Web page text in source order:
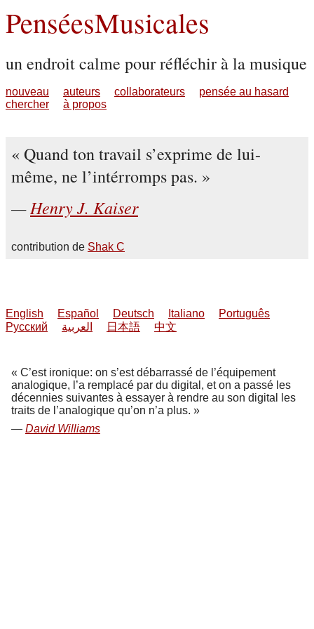
PenséesMusicales
un endroit calme pour réfléchir à la musique
nouveau auteurs collaborateurs
pensée au hasard
chercher
à propos
Quand ton travail s’exprime de lui-
même, ne l’intérromps pas.
Henry J. Kaiser
contribution de Shak C
English Español Deutsch Italiano
Português
Русский
العربية 日本語 中文
C’est ironique: on s’est débarrassé de l’équipement
analogique, l’a remplacé par du digital, et on a passé les
décennies suivantes à essayer à rendre au son digital les
traits de l’analogique qu’on n’a plus.
David Williams